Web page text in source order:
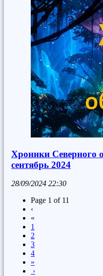
Хроники Северного
сентябрь 2024
28/09/2024 22:30
Page 1 of 11
‹
«
1
2
3
4
»
›